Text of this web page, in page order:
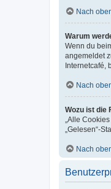
Nach
Warum
Wenn du
angemeldet
Internetcafé,
Nach
Wozu ist die
„Alle
„Gelesen“-
Nach